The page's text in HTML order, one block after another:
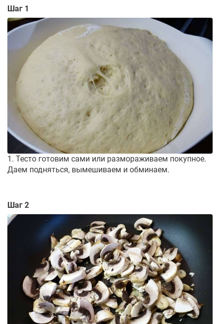
Шаг 1
1. Тесто готовим сами или размораживаем покупное.
Даем подняться, вымешиваем и обминаем.
Шаг 2